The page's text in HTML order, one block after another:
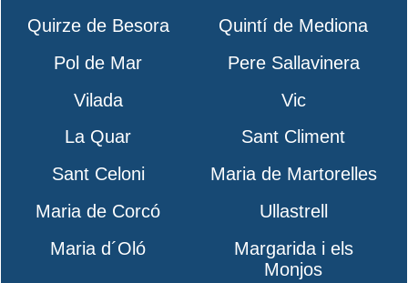
Quirze de Besora
Quintí de Mediona
Pol de Mar
Pere Sallavinera
Vilada
Vic
La Quar
Sant Climent
Sant Celoni
Maria de Martorelles
Maria de Corcó
Ullastrell
Maria d´Oló
Margarida i els
Monjos